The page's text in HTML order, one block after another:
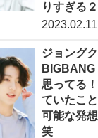
りすぎる
2023.02.11
ジョング
BIGBANG
思ってる
ていたこ
可能な発
笑